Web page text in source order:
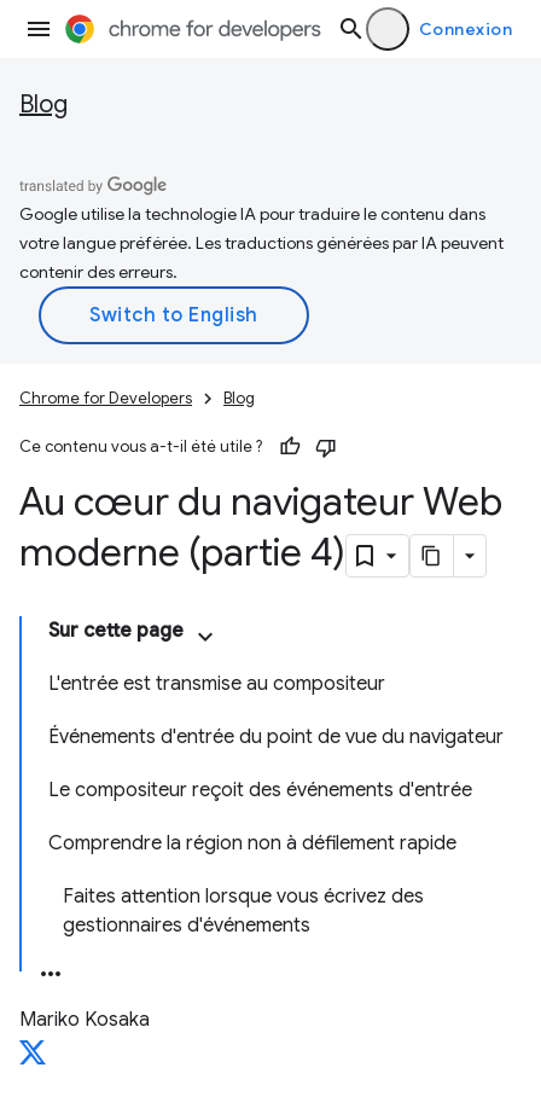
Connexion
Blog
Google utilise la technologie IA pour traduire le contenu dans
votre langue préférée. Les traductions générées par IA peuvent
contenir des erreurs.
Chrome for Developers Blog
Ce contenu vous a-t-il été utile ?
Au cœur du navigateur Web
moderne (partie 4)
Sur cette page
L'entrée est transmise au compositeur
Événements d'entrée du point de vue du navigateur
Le compositeur reçoit des événements d'entrée
Comprendre la région non à défilement rapide
Faites attention lorsque vous écrivez des
gestionnaires d'événements
Mariko Kosaka